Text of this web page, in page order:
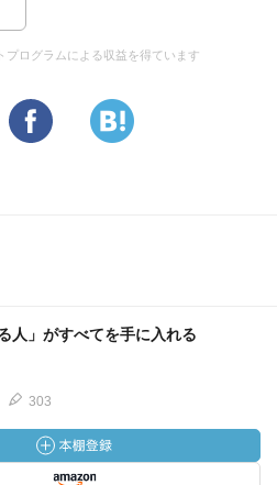
プログラムによる収益を得ています
人」がすべてを手に入れる
303